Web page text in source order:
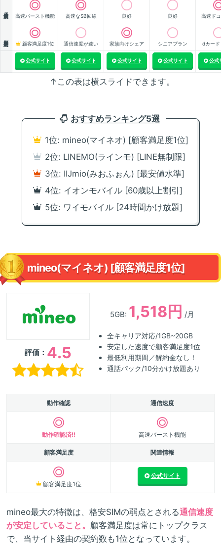
高速バースト機能 高速なSB回線 良好 良好 高速ド
顧客満足度1位 通信速度が速い 家族向けシェア シニアプラン dカード
公式サイト 公式サイト 公式サイト 公式サイト 公式
↑この表は横スライドできます。
おすすめランキング5選
1位: mineo(マイネオ) [顧客満足度1位]
2位: LINEMO(ラインモ) [LINE無制限]
3位: IIJmio(みおふぉん) [最安値水準]
4位: イオンモバイル [60歳以上割引]
5位: ワイモバイル [24時間かけ放題]
mineo(マイネオ) [顧客満足度1位]
評価： 4.5
5GB: 1,518円 /月
全キャリア対応/1GB~20GB
安定した速度で顧客満足度1位
最低利用期間／解約金なし！
通話パック/10分かけ放題あり
動作確認 通信速度
動作確認済!! 高速バースト機能
顧客満足度 関連情報
顧客満足度1位
公式サイト
mineo最大の特徴は、格安SIMの弱点とされる通信速度
が安定していること。 顧客満足度は常にトップクラス
で、当サイト経由の契約数も1位となっています。